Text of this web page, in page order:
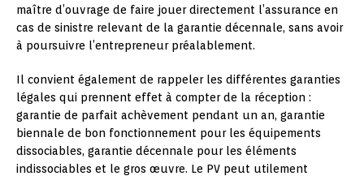
maître d’ouvrage de faire jouer directement l’assurance en
cas de sinistre relevant de la garantie décennale, sans avoir
à poursuivre l’entrepreneur préalablement.
Il convient également de rappeler les différentes garanties
légales qui prennent effet à compter de la réception :
garantie de parfait achèvement pendant un an, garantie
biennale de bon fonctionnement pour les équipements
dissociables, garantie décennale pour les éléments
indissociables et le gros œuvre. Le PV peut utilement